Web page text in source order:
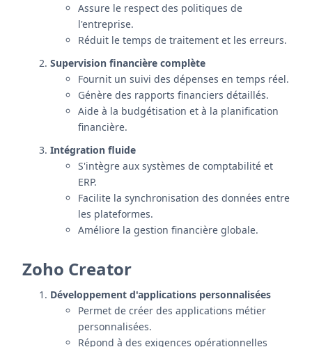
Assure le respect des politiques de
l'entreprise.
Réduit le temps de traitement et les erreurs.
Supervision financière complète
Fournit un suivi des dépenses en temps réel.
Génère des rapports financiers détaillés.
Aide à la budgétisation et à la planification
financière.
Intégration fluide
S'intègre aux systèmes de comptabilité et
ERP.
Facilite la synchronisation des données entre
les plateformes.
Améliore la gestion financière globale.
Zoho Creator
Développement d'applications personnalisées
Permet de créer des applications métier
personnalisées.
Répond à des exigences opérationnelles